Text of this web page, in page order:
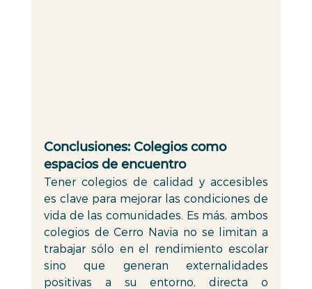
Conclusiones: Colegios como
espacios de encuentro
Tener colegios de calidad y accesibles
es clave para mejorar las condiciones de
vida de las comunidades. Es más, ambos
colegios de Cerro Navia no se limitan a
trabajar sólo en el rendimiento escolar
sino que generan externalidades
positivas a su entorno, directa o